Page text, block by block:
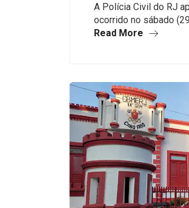
A Polícia Civil do RJ
ocorrido no sábado
Read More